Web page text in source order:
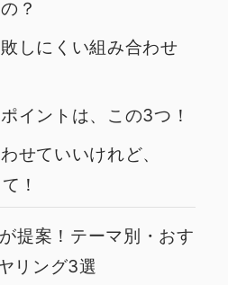
？
しにくい組み合わせ
イントは、この3つ！
せていいけれど、
！
提案！テーマ別・おす
リング3選